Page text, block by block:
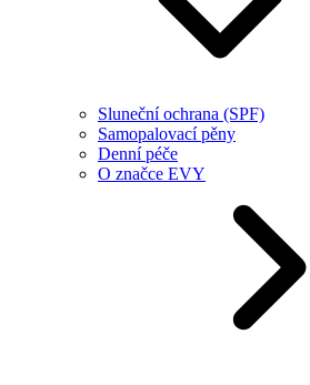
Sluneční ochrana (SPF)
Samopalovací pěny
Denní péče
O značce EVY